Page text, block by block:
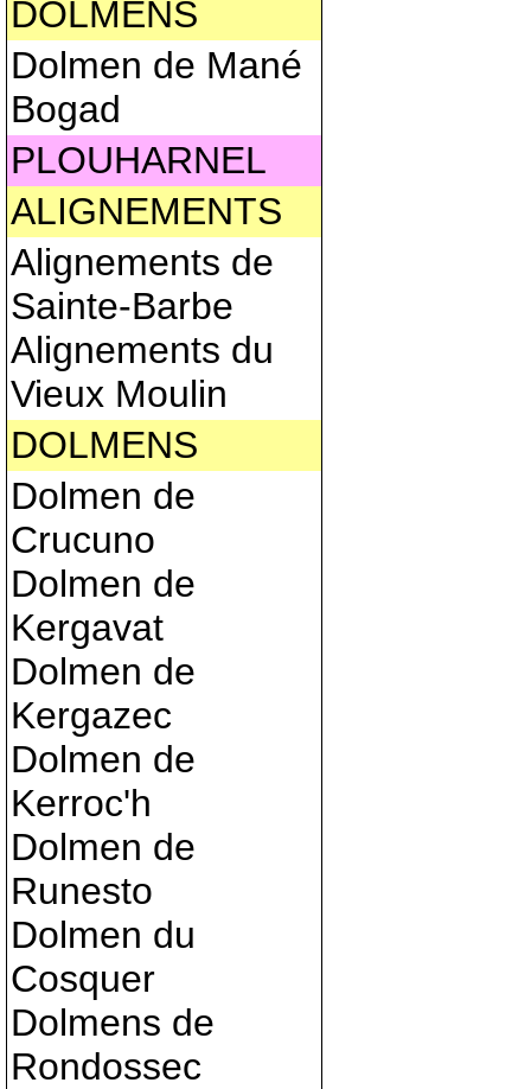
DOLMENS
Dolmen de Mané
Bogad
PLOUHARNEL
ALIGNEMENTS
Alignements de
Sainte-Barbe
Alignements du
Vieux Moulin
DOLMENS
Dolmen de
Crucuno
Dolmen de
Kergavat
Dolmen de
Kergazec
Dolmen de
Kerroc'h
Dolmen de
Runesto
Dolmen du
Cosquer
Dolmens de
Rondossec